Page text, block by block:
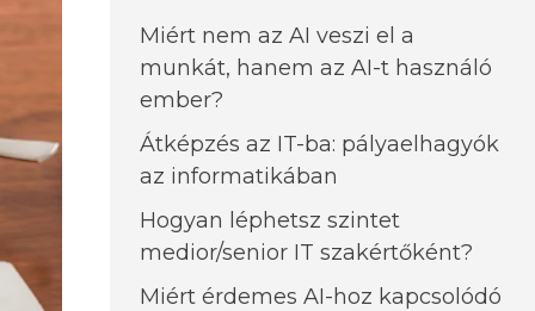
Miért nem az AI veszi el a
munkát, hanem az AI-t használó
ember?
Átképzés az IT-ba: pályaelhagyók
az informatikában
Hogyan léphetsz szintet
medior/senior IT szakértőként?
Miért érdemes AI-hoz kapcsolódó